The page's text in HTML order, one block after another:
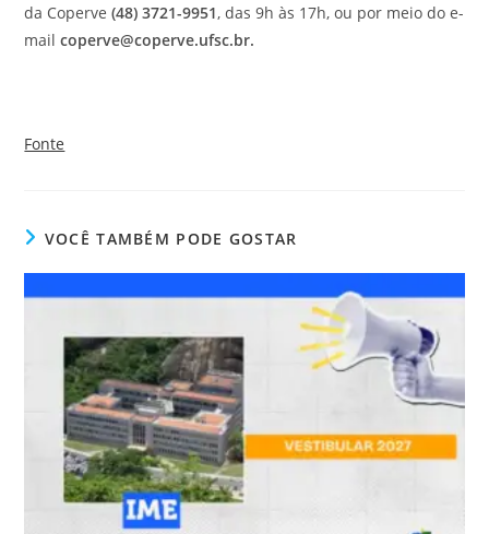
da Coperve(48) 3721-9951, das 9h às 17h, ou por meio do e-
mailcoperve@coperve.ufsc.br.
Fonte
VOCÊ TAMBÉM PODE GOSTAR